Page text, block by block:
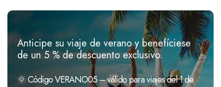
Anticipe su viaje de verano y benefíciese
de un 5 % de descuento exclusivo.
🌞 Código VERANO05 – válido para viajes del 1 de